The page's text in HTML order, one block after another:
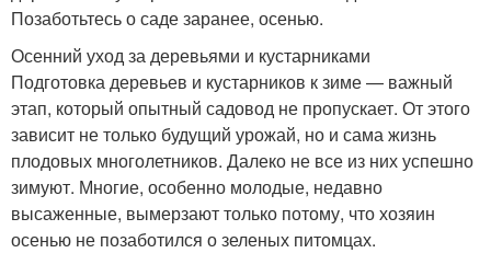
Позаботьтесь о саде заранее, осенью.
Осенний уход за деревьями и кустарниками
Подготовка деревьев и кустарников к зиме — важный
этап, который опытный садовод не пропускает. От этого
зависит не только будущий урожай, но и сама жизнь
плодовых многолетников. Далеко не все из них успешно
зимуют. Многие, особенно молодые, недавно
высаженные, вымерзают только потому, что хозяин
осенью не позаботился о зеленых питомцах.